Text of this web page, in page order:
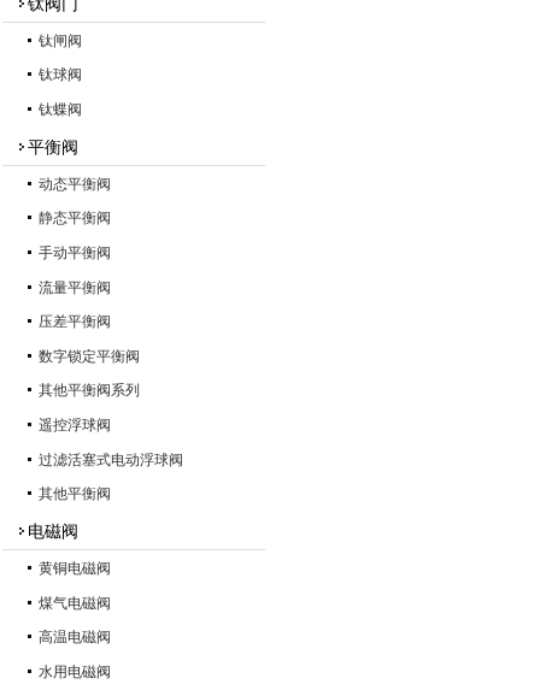
钛阀门
钛闸阀
钛球阀
钛蝶阀
平衡阀
动态平衡阀
静态平衡阀
手动平衡阀
流量平衡阀
压差平衡阀
数字锁定平衡阀
其他平衡阀系列
遥控浮球阀
过滤活塞式电动浮球阀
其他平衡阀
电磁阀
黄铜电磁阀
煤气电磁阀
高温电磁阀
水用电磁阀